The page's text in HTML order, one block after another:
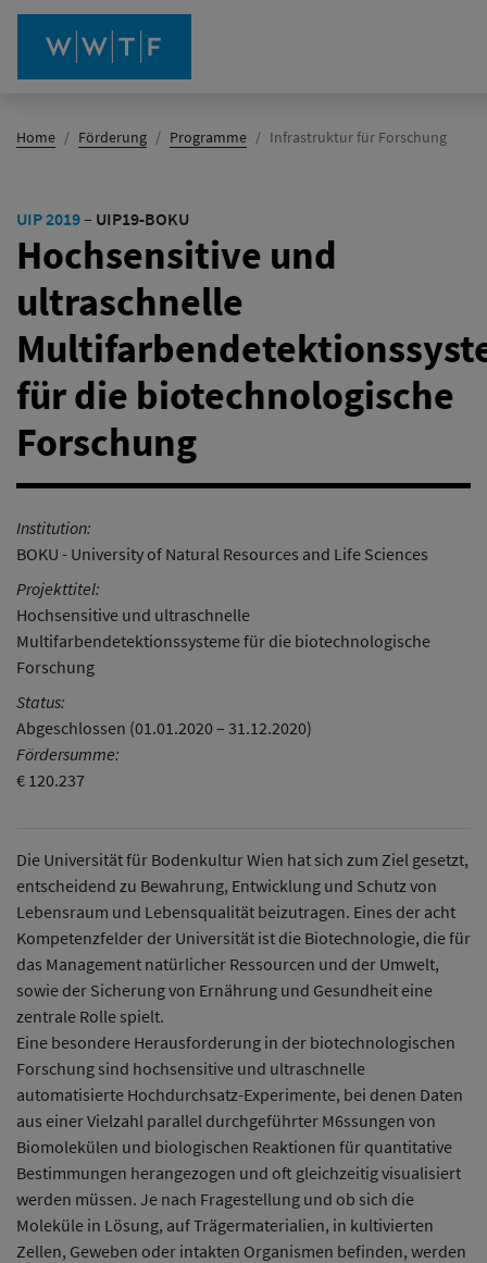
Home Förderung Programme Infrastruktur für Forschung(Aktiv)
UIP 2019– UIP19-BOKU
Hochsensitive und
ultraschnelle
für die biotechnologische
Forschung
Institution:
BOKU - University of Natural Resources and Life Sciences
Projekttitel:
Hochsensitive und ultraschnelle
Multifarbendetektionssysteme für die biotechnologische
Forschung
Status:
Abgeschlossen (01.01.2020 – 31.12.2020)
Fördersumme:
€ 120.237
Die Universität für Bodenkultur Wien hat sich zum Ziel gesetzt,
entscheidend zu Bewahrung, Entwicklung und Schutz von
Lebensraum und Lebensqualität beizutragen. Eines der acht
Kompetenzfelder der Universität ist die Biotechnologie, die für
das Management natürlicher Ressourcen und der Umwelt,
sowie der Sicherung von Ernährung und Gesundheit eine
zentrale Rolle spielt.
Eine besondere Herausforderung in der biotechnologischen
Forschung sind hochsensitive und ultraschnelle
automatisierte Hochdurchsatz-Experimente, bei denen Daten
aus einer Vielzahl parallel durchgeführter M6ssungen von
Biomolekülen und biologischen Reaktionen für quantitative
Bestimmungen herangezogen und oft gleichzeitig visualisiert
werden müssen. Je nach Fragestellung und ob sich die
Moleküle in Lösung, auf Trägermaterialien, in kultivierten
Zellen, Geweben oder intakten Organismen befinden, werden